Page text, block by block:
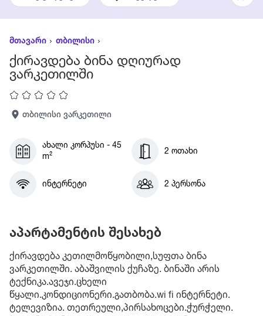
მთავარი თბილისი
ქირავდება ბინა დღიურად
ვარკეთილში
თბილისი ვარკეთილი
ახალი კორპუსი - 45
m²
2 ოთახი
ინტერნეტი 2 პერსონა
აპარტამენტის შესახებ
ქირავდება კეთილმოწყობილი,სუფთა ბინა
ვარკეთილში. აბაშვილის ქუჩაზე. ბინაში არის
ტექნიკა.ავეჯი.ცხელი
წყალი.კონდიციონერი.გათბობა.wi fi ინტერნეტი.
ტელევიზია. თეთრეული,პირსახოცები.ჭურჭელი.